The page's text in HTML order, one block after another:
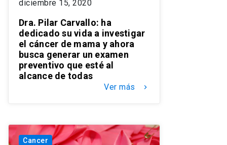
diciembre 15, 2020
Dra. Pilar Carvallo: ha
dedicado su vida a investigar
el cáncer de mama y ahora
busca generar un examen
preventivo que esté al
alcance de todas
Ver más keyboard_arrow_right
Cancer